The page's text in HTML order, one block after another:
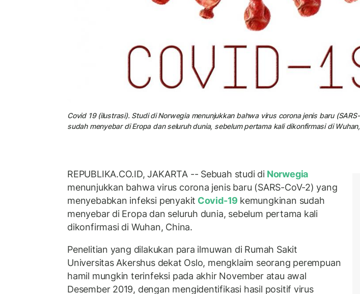
Covid 19 (ilustrasi). Studi di Norwegia menunjukkan bahwa virus corona jenis baru
sudah menyebar di Eropa dan seluruh dunia, sebelum pertama kali dikonfirmasi di
REPUBLIKA.CO.ID, JAKARTA -- Sebuah studi diNorwegia
menunjukkan bahwa virus corona jenis baru (SARS-CoV-2) yang
menyebabkan infeksi penyakit Covid-19 kemungkinan sudah
menyebar di Eropa dan seluruh dunia, sebelum pertama kali
dikonfirmasi di Wuhan, China.
Penelitian yang dilakukan para ilmuwan di Rumah Sakit
Universitas Akershus dekat Oslo, mengklaim seorang perempuan
hamil mungkin terinfeksi pada akhir November atau awal
Desember 2019, dengan mengidentifikasi hasil positif virus